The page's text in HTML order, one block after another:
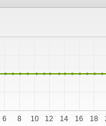
6 8 10 12 14 16 18